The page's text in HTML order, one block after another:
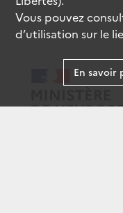
Vous pouvez
d’utilisation sur le
En savoir